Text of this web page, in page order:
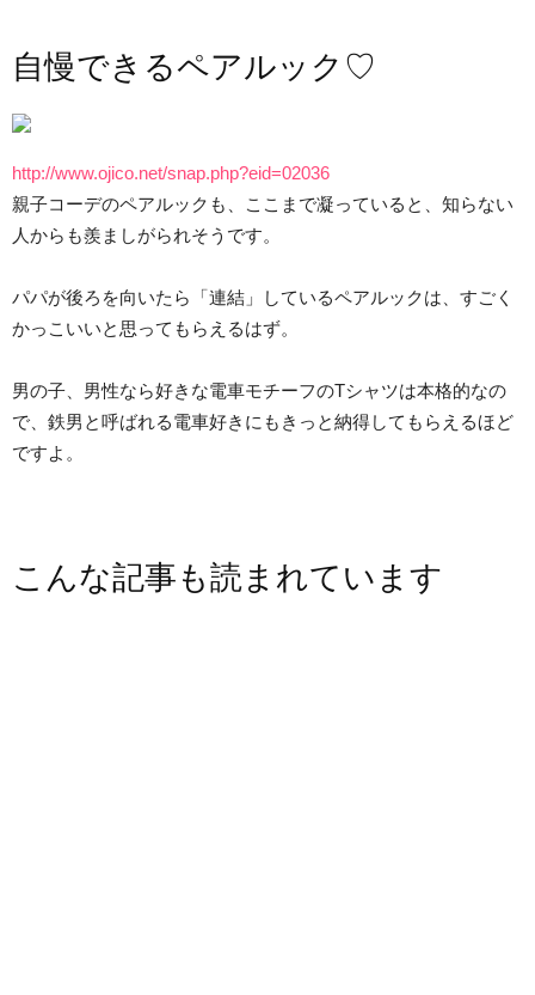
自慢できるペアルック♡
http://www.ojico.net/snap.php?eid=02036
親子コーデのペアルックも、ここまで凝っていると、知らない
人からも羨ましがられそうです。
パパが後ろを向いたら「連結」しているペアルックは、すごく
かっこいいと思ってもらえるはず。
男の子、男性なら好きな電車モチーフのTシャツは本格的なの
で、鉄男と呼ばれる電車好きにもきっと納得してもらえるほど
ですよ。
こんな記事も読まれています